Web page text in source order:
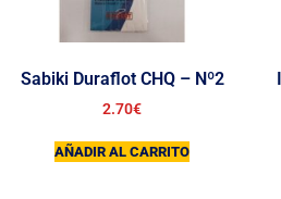
Sabiki Duraflot CHQ – Nº2
2.70€
AÑADIR AL CARRITO